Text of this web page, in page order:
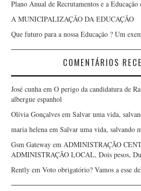
Plano Anual de Recrutamentos e a Educação
A MUNICIPALIZAÇÃO DA EDUCAÇÃO
Que futuro para a nossa Educação ? Um
COMENTÁRIOS
José cunha emO perigo da candidatura de
albergue espanhol
Olívia Gonçalves emSalvar uma vida,
maria helena emSalvar uma vida, salvando
Gsm Gateway emADMINISTRAÇÃO
ADMINISTRAÇÃO LOCAL, Dois pesos,
Rently emVoto obrigatório? Vamos a esse